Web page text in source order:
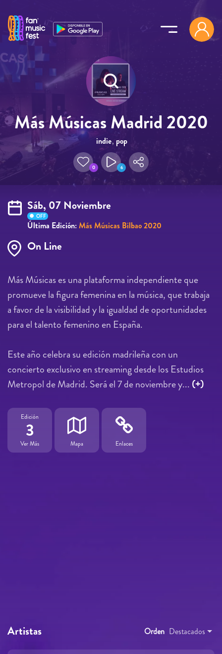
Más Músicas Madrid 2020
indie, pop
0 6
Sáb, 07 Noviembre
OFF
Última Edición:Más Músicas Bilbao 2020
On Line
Más Músicas es una plataforma independiente que
promueve la figura femenina en la música, que trabaja
a favor de la visibilidad y la igualdad de oportunidades
para el talento femenino en España.
Este año celebra su edición madrileña con un
concierto exclusivo en streaming desde los Estudios
Metropol de Madrid. Será el 7 de noviembre y... (+)
Edición
3
Ver Más Mapa Enlaces
Artistas Orden Destacados